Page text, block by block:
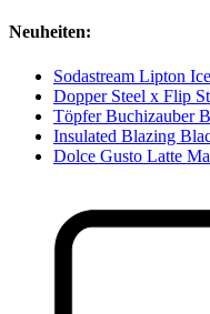
Neuheiten:
Sodastream Lipton
Dopper Steel x Flip
Töpfer Buchizauber
Insulated Blazing
Dolce Gusto Latte